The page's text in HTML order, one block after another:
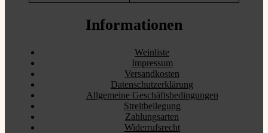
Informationen
Weinliste
Impressum
Versandkosten
Datenschutzerklärung
Allgemeine Geschäftsbedingungen
Streitbeilegung
Zahlungsarten
Widerrufsrecht